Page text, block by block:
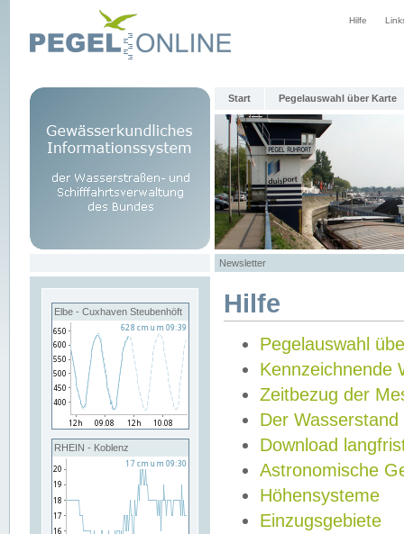
Hilfe
Start Pegelauswahl über Karte
Newsletter
Elbe - Cuxhaven Steubenhöft
RHEIN - Koblenz
Hilfe
Pegelauswahl
Kennzeichnende
Zeitbezug der
Der Wasserstand
Download
Astronomische
Höhensysteme
Einzugsgebiete